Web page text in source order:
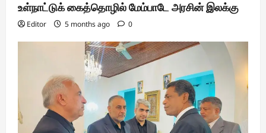
உள்நாட்டுக் கைத்தொழில் மேம்பாடே அரசின் இலக்கு
Editor 5 months ago 0